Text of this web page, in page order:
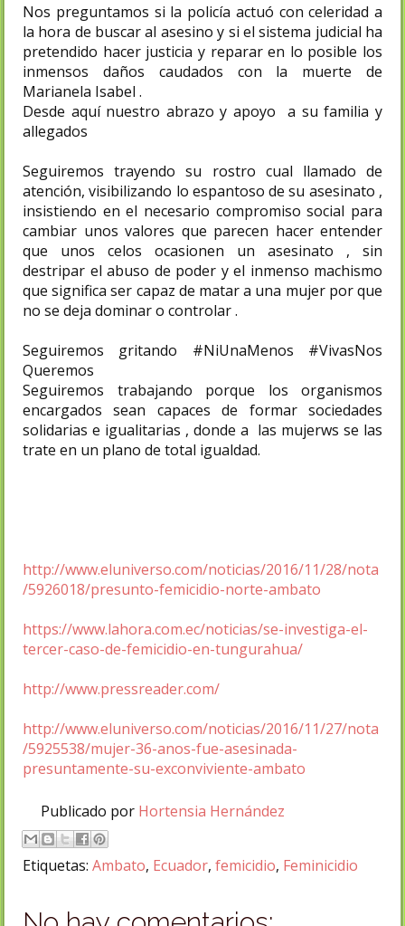
Nos preguntamos si la policía actuó con celeridad a
la hora de buscar al asesino y si el sistema judicial ha
pretendido hacer justicia y reparar en lo posible los
inmensos daños caudados con la muerte de
Marianela Isabel .
Desde aquí nuestro abrazo y apoyo a su familia y
allegados
Seguiremos trayendo su rostro cual llamado de
atención, visibilizando lo espantoso de su asesinato ,
insistiendo en el necesario compromiso social para
cambiar unos valores que parecen hacer entender
que unos celos ocasionen un asesinato , sin
destripar el abuso de poder y el inmenso machismo
que significa ser capaz de matar a una mujer por que
no se deja dominar o controlar .
Seguiremos gritando #NiUnaMenos #VivasNos
Queremos
Seguiremos trabajando porque los organismos
encargados sean capaces de formar sociedades
solidarias e igualitarias , donde a las mujerws se las
trate en un plano de total igualdad.
http://www.eluniverso.com/noticias/2016/11/28/nota
/5926018/presunto-femicidio-norte-ambato
https://www.lahora.com.ec/noticias/se-investiga-el-
tercer-caso-de-femicidio-en-tungurahua/
http://www.pressreader.com/
http://www.eluniverso.com/noticias/2016/11/27/nota
/5925538/mujer-36-anos-fue-asesinada-
presuntamente-su-exconviviente-ambato
Publicado por Hortensia Hernández
Etiquetas: Ambato, Ecuador, femicidio, Feminicidio